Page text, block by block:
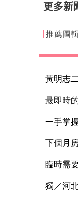
更多新
推薦圖
黃明志
最即時
一手掌
下個月
臨時需
獨／河